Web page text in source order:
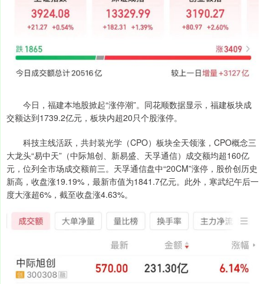
今日，福建本地股掀起“涨停潮”。同花顺数据显示，福建板块成
交额达到1739.2亿元，板块内超20只个股涨停。
科技主线活跃，共封装光学（CPO）板块全天领涨，CPO概念三
大龙头“易中天”（中际旭创、新易盛、天孚通信）成交额均超160亿
元，位列全市场成交额前三。天孚通信盘中“20CM”涨停，股价创历史
新高，收盘涨19.19%，最新市值为1841.7亿元。此外，寒武纪午后一
度大涨超6%，截至收盘涨4.63%。